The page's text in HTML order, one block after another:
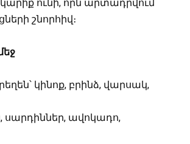
ունի, որն արտադրվում
շնորհիվ։
կինոք, բրինձ, վարսակ,
սարդիններ, ավոկադո,